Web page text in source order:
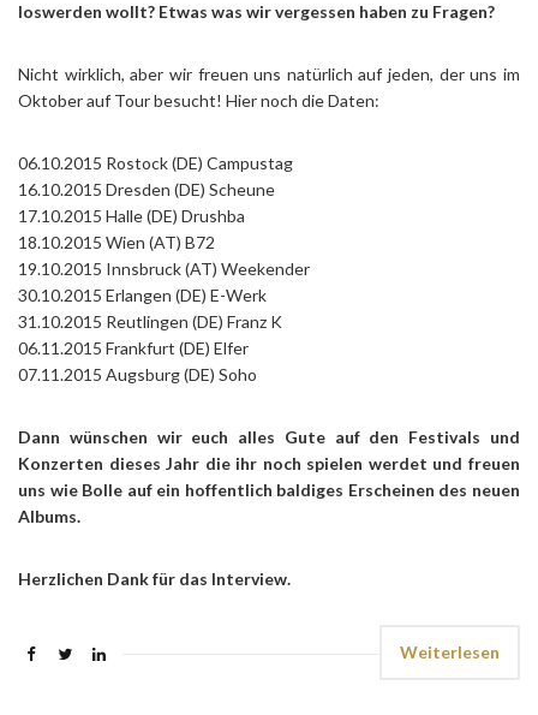
loswerden wollt? Etwas was wir vergessen haben zu Fragen?
Nicht wirklich, aber wir freuen uns natürlich auf jeden, der uns im
Oktober auf Tour besucht! Hier noch die Daten:
06.10.2015 Rostock (DE) Campustag
16.10.2015 Dresden (DE) Scheune
17.10.2015 Halle (DE) Drushba
18.10.2015 Wien (AT) B72
19.10.2015 Innsbruck (AT) Weekender
30.10.2015 Erlangen (DE) E-Werk
31.10.2015 Reutlingen (DE) Franz K
06.11.2015 Frankfurt (DE) Elfer
07.11.2015 Augsburg (DE) Soho
Dann wünschen wir euch alles Gute auf den Festivals und
Konzerten dieses Jahr die ihr noch spielen werdet und freuen
uns wie Bolle auf ein hoffentlich baldiges Erscheinen des neuen
Albums.
Herzlichen Dank für das Interview.
Weiterlesen